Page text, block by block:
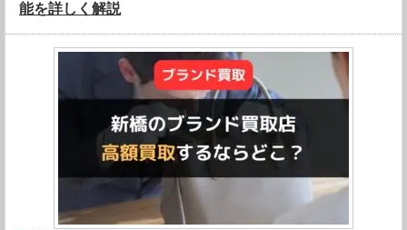
能を詳しく解説